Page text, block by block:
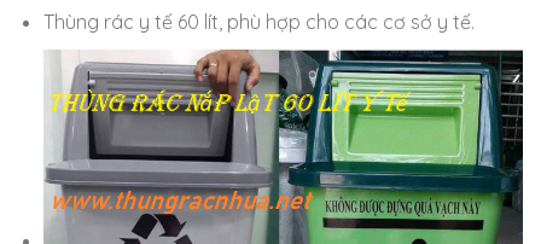
Thùng rác y tế 60 lít, phù hợp cho các cơ sở y tế.